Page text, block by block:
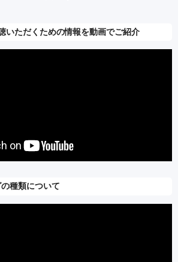
いただくための情報を動画でご紹介
種類について